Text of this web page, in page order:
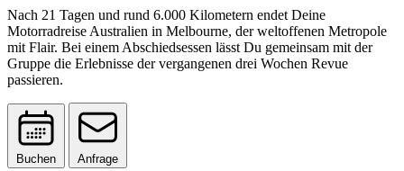
Nach 21 Tagen und rund 6.000 Kilometern endet Deine
Motorradreise Australien in Melbourne, der weltoffenen Metropole
mit Flair. Bei einem Abschiedsessen lässt Du gemeinsam mit der
Gruppe die Erlebnisse der vergangenen drei Wochen Revue
passieren.
Buchen Anfrage